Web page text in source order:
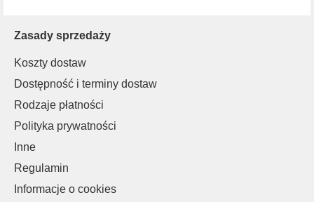
Zasady sprzedaży
Koszty dostaw
Dostępność i terminy dostaw
Rodzaje płatności
Polityka prywatności
Inne
Regulamin
Informacje o cookies